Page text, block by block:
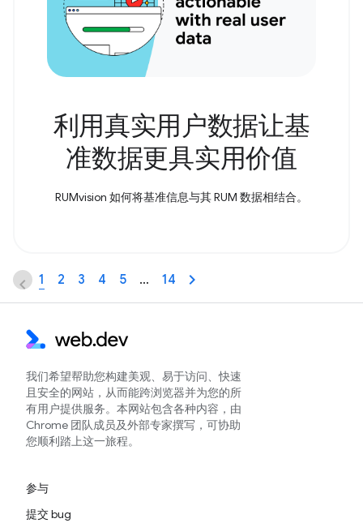
利用真实用户数据让基
准数据更具实用价值
RUMvision 如何将基准信息与其 RUM 数据相结合。
1 2 3 4 5 … 14
我们希望帮助您构建美观、易于访问、快速
且安全的网站，从而能跨浏览器并为您的所
有用户提供服务。本网站包含各种内容，由
Chrome 团队成员及外部专家撰写，可协助
您顺利踏上这一旅程。
参与
提交 bug